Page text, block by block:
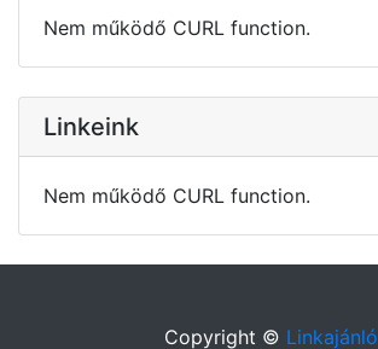
Nem működő CURL function.
Linkeink
Nem működő CURL function.
Copyright © Linkajánló